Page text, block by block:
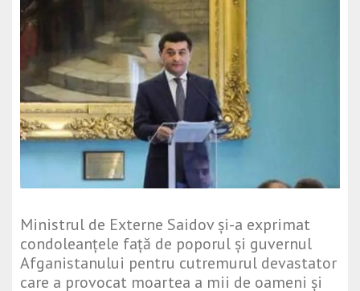
Ministrul de Externe Saidov și-a exprimat
condoleanțele față de poporul și guvernul
Afganistanului pentru cutremurul devastator
care a provocat moartea a mii de oameni și